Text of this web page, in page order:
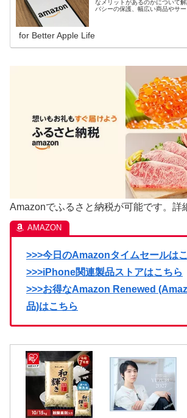
なメリットがあるのかについて
バシーの保護、幅広い商品やサ
for Better Apple Life
Amazonでふるさと納税が可能です。詳
>>>今日のAmazonタイムセールは
>>>iPhone関連製品ストアはこちら
>>>お得なAmazon Renewed
品)はこちら